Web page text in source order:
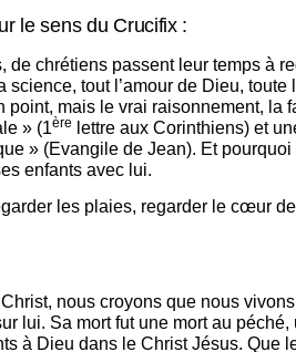
le sens du Crucifix :
de chrétiens passent leur temps à
science, tout l’amour de Dieu,
point, mais le vrai raisonnement,
» (1ère
lettre aux Corinthiens) et
» (Evangile de Jean). Et
enfants avec lui.
les plaies, regarder le cœur
nous croyons que nous
lui. Sa mort fut une mort au
à Dieu dans le Christ Jésus.